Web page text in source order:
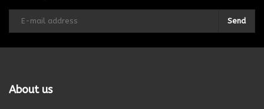
Send
About us